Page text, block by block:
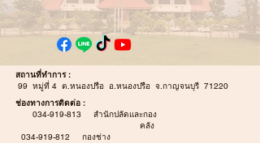
สถานที่ทำการ :
99 หมู่ที่ 4 ต.หนองปรือ อ.หนองปรือ จ.กาญจนบุรี 71220
ช่องทางการติดต่อ :
034-919-813 สำนักปลัดและกอง
คลัง
034-919-812 กองช่าง